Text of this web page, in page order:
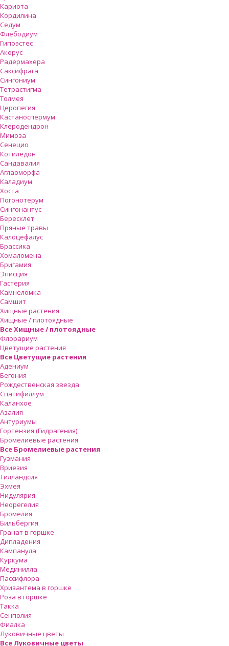
Кариота
Кордилина
Седум
Флебодиум
Гипоэстес
Акорус
Радермахера
Саксифрага
Сингониум
Тетрастигма
Толмея
Церопегия
Кастаноспермум
Клеродендрон
Мимоза
Сенецио
Котиледон
Сандавалия
Аглаоморфа
Каладиум
Хоста
Погонотерум
Сингонантус
Бересклет
Пряные травы
Калоцефалус
Брассика
Хомаломена
Бригамия
Эписция
Гастерия
Камнеломка
Самшит
Хищные растения
Хищные / плотоядные
Все Хищные / плотоядные
Флорариум
Цветущие растения
Все Цветущие растения
Адениум
Бегония
Рождественская звезда
Спатифиллум
Каланхое
Азалия
Антуриумы
Гортензия (Гидрагения)
Бромелиевые растения
Все Бромелиевые растения
Гузмания
Вриезия
Тилландсия
Эхмея
Нидулярия
Неорегелия
Бромелия
Бильбергия
Гранат в горшке
Дипладения
Кампанула
Куркума
Мединилла
Пассифлора
Хризантема в горшке
Роза в горшке
Такка
Сенполия
Фиалка
Луковичные цветы
Все Луковичные цветы